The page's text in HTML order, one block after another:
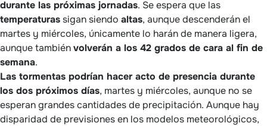
durante las próximas jornadas. Se espera que las
temperaturas sigan siendo altas, aunque descenderán el
martes y miércoles, únicamente lo harán de manera ligera,
aunque tambiénvolverán a los 42 grados de cara al fin de
semana.
Las tormentas podrían hacer acto de presencia durante
los dos próximos días, martes y miércoles, aunque no se
esperan grandes cantidades de precipitación. Aunque hay
disparidad de previsiones en los modelos meteorológicos,